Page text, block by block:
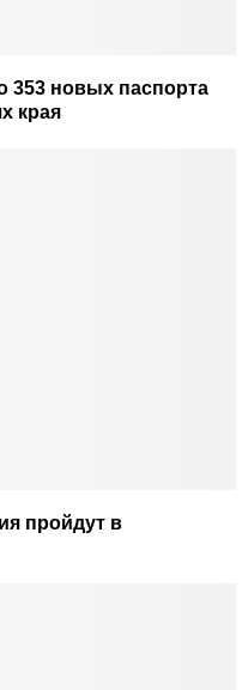
353 новых паспорта
края
пройдут в